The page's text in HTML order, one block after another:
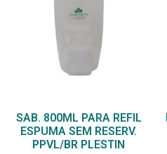
SAB. 800ML PARA REFIL
ESPUMA SEM RESERV.
PPVL/BR PLESTIN